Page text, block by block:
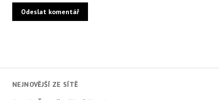
NEJNOVĚJŠÍ ZE SÍTĚ